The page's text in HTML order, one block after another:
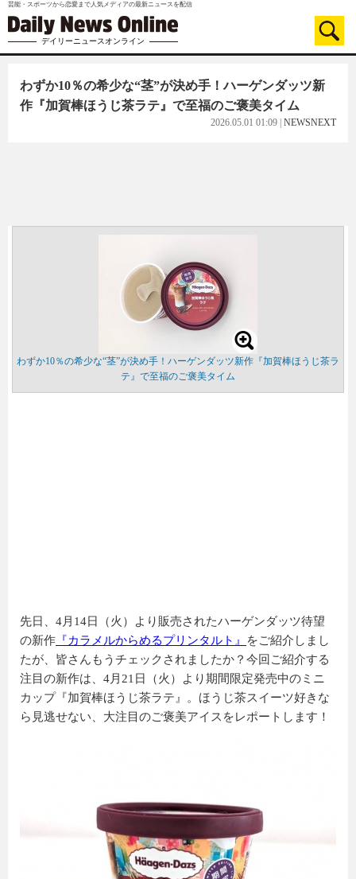
芸能・スポーツから恋愛まで人気メディアの最新ニュースを配信
デイリーニュースオンライン
わずか10％の希少な“茎”が決め手！ハーゲンダッツ新
作『加賀棒ほうじ茶ラテ』で至福のご褒美タイム
2026.05.01 01:09 NEWSNEXT
わずか10％の希少な“茎”が決め手！ハーゲンダッツ新作『加賀棒ほうじ茶ラ
テ』で至福のご褒美タイム
先日、4月14日（火）より販売されたハーゲンダッツ待望
の新作 『カラメルからめるプリンタルト』
をご紹介しまし
たが、皆さんもうチェックされましたか？今回ご紹介する
注目の新作は、4月21日（火）より期間限定発売中のミニ
カップ『加賀棒ほうじ茶ラテ』。ほうじ茶スイーツ好きな
ら見逃せない、大注目のご褒美アイスをレポートします！